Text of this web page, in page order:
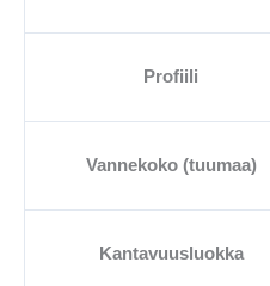
Profiili
Vannekoko (tuumaa)
Kantavuusluokka